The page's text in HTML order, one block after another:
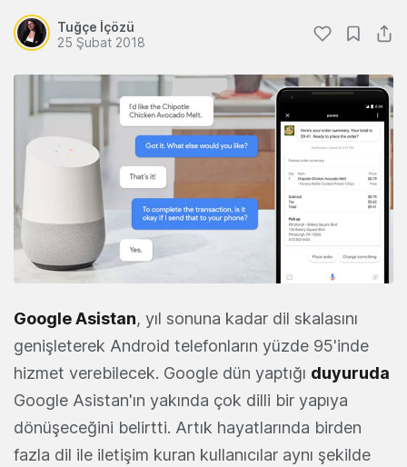
Tuğçe İçözü
25 Şubat 2018
Google Asistan, yıl sonuna kadar dil skalasını
genişleterek Android telefonların yüzde 95'inde
hizmet verebilecek. Google dün yaptığı duyuruda
Google Asistan'ın yakında çok dilli bir yapıya
dönüşeceğini belirtti. Artık hayatlarında birden
fazla dil ile iletişim kuran kullanıcılar aynı şekilde